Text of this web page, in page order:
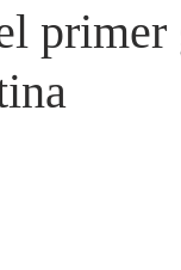
primer